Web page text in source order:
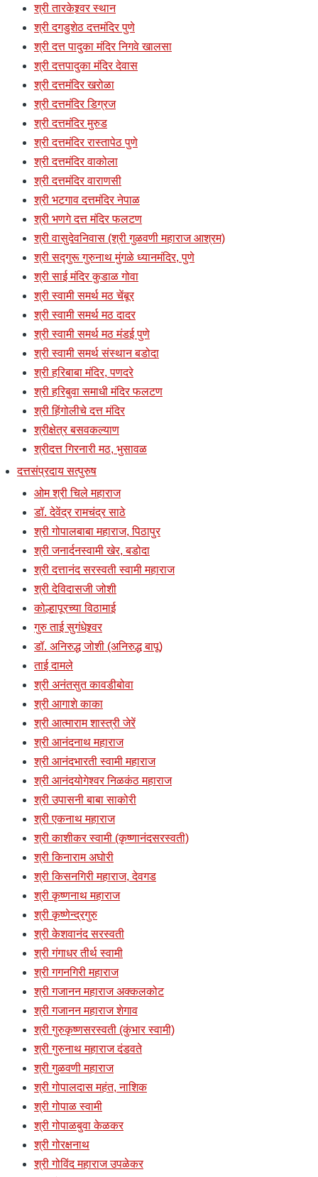
श्री तारकेश्र्वर स्थान
श्री दगडुशेठ दत्तमंदिर पुणे
श्री दत्त पादुका मंदिर निगवे खालसा
श्री दत्तपादुका मंदिर देवास
श्री दत्तमंदिर खरोळा
श्री दत्तमंदिर डिग्रज
श्री दत्तमंदिर मुरुड
श्री दत्तमंदिर रास्तापेठ पुणे
श्री दत्तमंदिर वाकोला
श्री दत्तमंदिर वाराणसी
श्री भटगाव दत्तमंदिर नेपाळ
श्री भणगे दत्त मंदिर फलटण
श्री वासुदेवनिवास (श्री गुळवणी महाराज आश्रम)
श्री सद्गुरू गुरुनाथ मुंगळे ध्यानमंदिर, पुणे
श्री साई मंदिर कुडाळ गोवा
श्री स्वामी समर्थ मठ चेंबूर
श्री स्वामी समर्थ मठ दादर
श्री स्वामी समर्थ मठ मंडई पुणे
श्री स्वामी समर्थ संस्थान बडोदा
श्री हरिबाबा मंदिर, पणदरे
श्री हरिबुवा समाधी मंदिर फलटण
श्री हिंगोलीचे दत्त मंदिर
श्रीक्षेत्र बसवकल्याण
श्रीदत्त गिरनारी मठ, भुसावळ
दत्तसंप्रदाय सत्पुरुष
ओम श्री चिले महाराज
डॉ. देवेंद्र रामचंद्र साठे
श्री गोपालबाबा महाराज, पिठापुर
श्री जनार्दनस्वामी खेर, बडोदा
श्री दत्तानंद सरस्वती स्वामी महाराज
श्री देविदासजी जोशी
कोल्हापूरच्या विठामाई
गुरु ताई सुगंधेश्र्वर
डॉ. अनिरुद्ध जोशी (अनिरुद्ध बापू)
ताई दामले
श्री अनंतसुत कावडीबोवा
श्री आगाशे काका
श्री आत्माराम शास्त्री जेरें
श्री आनंदनाथ महाराज
श्री आनंदभारती स्वामी महाराज
श्री आनंदयोगेश्वर निळकंठ महाराज
श्री उपासनी बाबा साकोरी
श्री एकनाथ महाराज
श्री काशीकर स्वामी (कृष्णानंदसरस्वती)
श्री किनाराम अघोरी
श्री किसनगिरी महाराज, देवगड
श्री कृष्णनाथ महाराज
श्री कृष्णेन्द्रगुरु
श्री केशवानंद सरस्वती
श्री गंगाधर तीर्थ स्वामी
श्री गगनगिरी महाराज
श्री गजानन महाराज अक्कलकोट
श्री गजानन महाराज शेगाव
श्री गुरुकृष्णसरस्वती (कुंभार स्वामी)
श्री गुरुनाथ महाराज दंडवते
श्री गुळवणी महाराज
श्री गोपालदास महंत, नाशिक
श्री गोपाळ स्वामी
श्री गोपाळबुवा केळकर
श्री गोरक्षनाथ
श्री गोविंद महाराज उपळेकर